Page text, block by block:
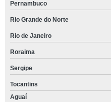
Pernambuco
Rio Grande do Norte
Rio de Janeiro
Roraima
Sergipe
Tocantins
Aguaí